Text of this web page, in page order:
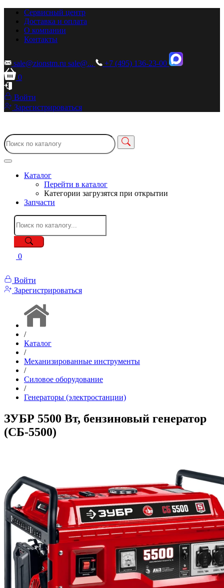
Сервисный центр
Доставка и оплата
О компании
Контакты
sale@zionstm.ru sale@...
+7 (495) 136-23-00
0
Войти
Зарегистрироваться
Каталог
Перейти в каталог
Категории загрузятся при открытии
Запчасти
0
Войти
Зарегистрироваться
/
Каталог
/
Механизированные инструменты
/
Силовое оборудование
/
Генераторы (электростанции)
ЗУБР 5500 Вт, бензиновый генератор
(СБ-5500)